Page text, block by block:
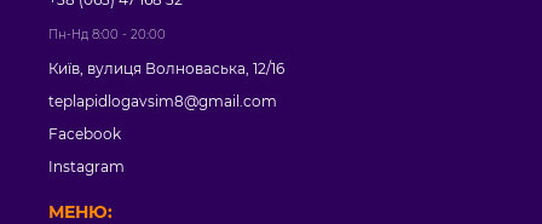
МЕНЮ:
Пн-Нд 8:00 - 20:00
Київ, вулиця Волноваська, 12/16
teplapidlogavsim8@gmail.com
Facebook
Instagram